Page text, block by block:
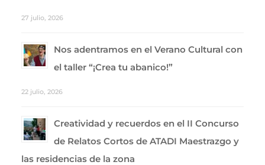
27 julio, 2026
Nos adentramos en el Verano Cultural con
el taller “¡Crea tu abanico!”
22 julio, 2026
Creatividad y recuerdos en el II Concurso
de Relatos Cortos de ATADI Maestrazgo y
las residencias de la zona